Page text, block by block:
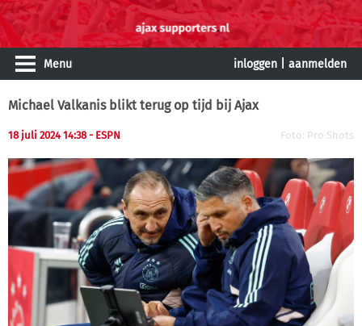
Menu inloggen aanmelden
Michael Valkanis blikt terug op tijd bij Ajax
18 juli 2024 14:38 - ESPN Foto: Pro Shots